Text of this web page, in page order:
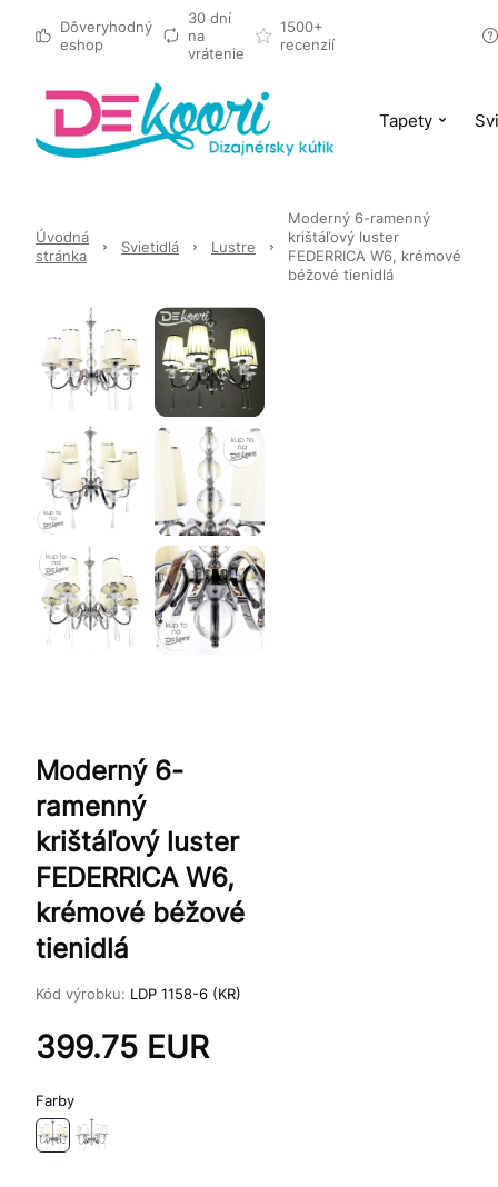
Dôveryhodný
eshop
30 dní
na
vrátenie
1500+
recenzií
Tapety
Úvodná
stránka
Svietidlá Lustre
Moderný 6-ramenný
krištáľový luster
FEDERRICA W6, krémové
béžové tienidlá
Moderný 6-
ramenný
krištáľový luster
FEDERRICA W6,
krémové béžové
tienidlá
Kód výrobku: LDP 1158-6 (KR)
399.75 EUR
Farby